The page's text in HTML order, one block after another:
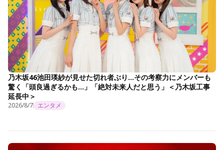
乃木坂46池田瑛紗が見せた切れ者ぶり…その考察力にメンバーも
驚く「頭良過ぎるかも…」「絶対未来人だと思う」＜乃木坂工事
延長中＞
2026/8/7 エンタメ